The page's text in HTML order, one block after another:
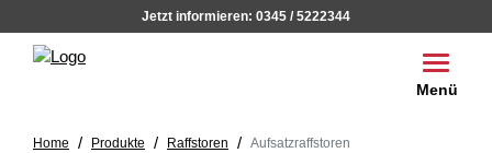
Jetzt informieren: 0345 / 5222344
Toggle
Menü
Home / Produkte / Raffstoren / Aufsatzraffstoren